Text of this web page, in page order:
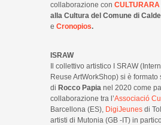
collaborazione con CULTURARA
alla Cultura del Comune di
e Cronopios.
ISRAW
Il collettivo artistico I SRAW
Reuse ArtWorkShop) si è
di Rocco Papia nel 2020 come
collaborazione tra l’Associació
Barcellona (ES), DigiJeunes di
artisti di Mutonia (GB -IT) in